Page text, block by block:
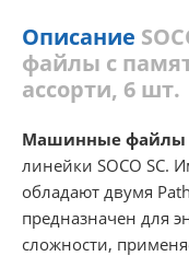
Описание
файлы с
ассорти, 6 шт.
Машинные файлы
линейки SOCO SC.
обладают двумя
предназначен для
сложности,